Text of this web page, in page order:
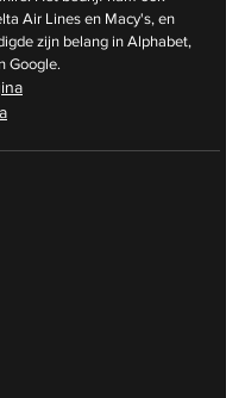
Air Lines en Macy's, en
zijn belang in Alphabet,
Google.